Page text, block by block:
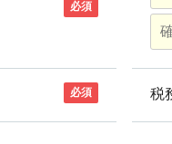
必須
必須 税